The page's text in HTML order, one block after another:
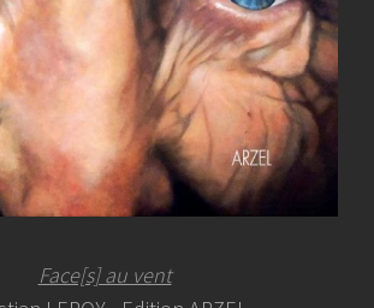
Face[s] au vent